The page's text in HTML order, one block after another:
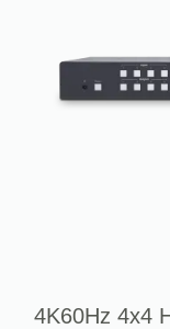
4K60Hz 4x4